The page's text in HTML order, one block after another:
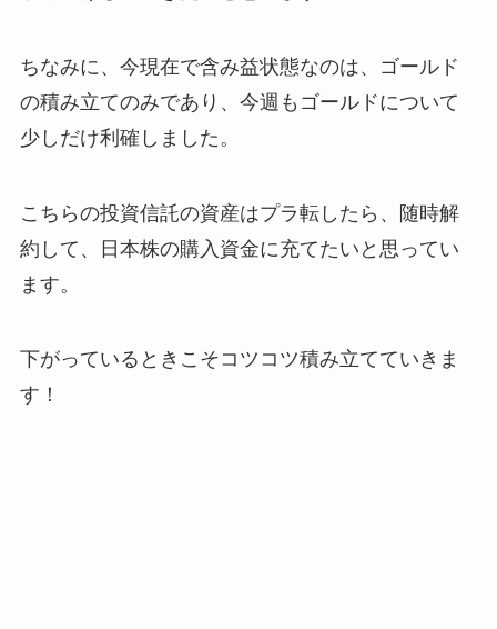
ちなみに、今現在で含み益状態なのは、ゴールド
の積み立てのみであり、今週もゴールドについて
少しだけ利確しました。
こちらの投資信託の資産はプラ転したら、随時解
約して、日本株の購入資金に充てたいと思ってい
ます。
下がっているときこそコツコツ積み立てていきま
す！